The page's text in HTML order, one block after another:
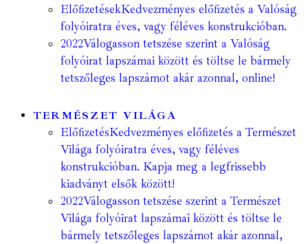
ElőfizetésekKedvezményes előfizetés a Valóság
folyóiratra éves, vagy féléves konstrukcióban.
2022Válogasson tetszése szerint a Valóság
folyóirat lapszámai között és töltse le bármely
tetszőleges lapszámot akár azonnal, online!
TERMÉSZET VILÁGA
ElőfizetésKedvezményes előfizetés a Természet
Világa folyóiratra éves, vagy féléves
konstrukcióban. Kapja meg a legfrissebb
kiadványt elsők között!
2022Válogasson tetszése szerint a Természet
Világa folyóirat lapszámai között és töltse le
bármely tetszőleges lapszámot akár azonnal,